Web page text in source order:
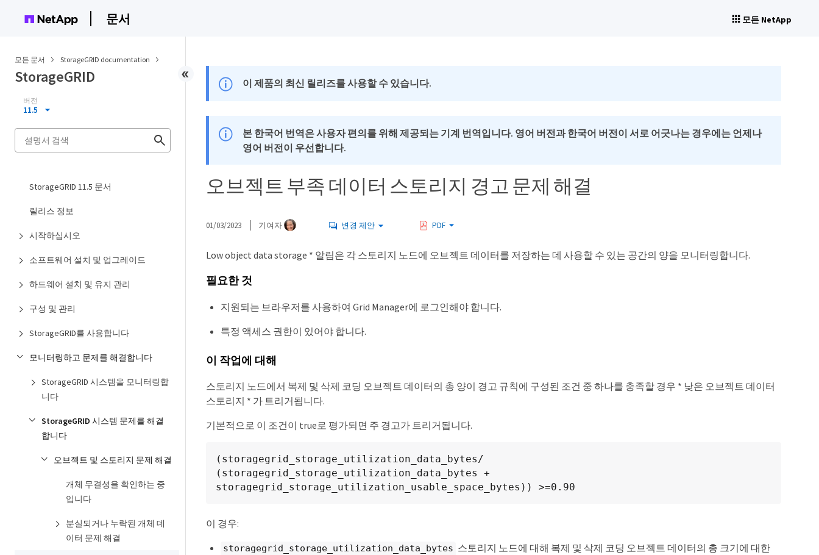
문서 모든 NetApp
모든 문서 StorageGRID documentation
StorageGRID
버전
11.5
StorageGRID 11.5 문서
릴리스 정보
시작하십시오
소프트웨어 설치 및 업그레이드
하드웨어 설치 및 유지 관리
구성 및 관리
StorageGRID를 사용합니다
모니터링하고 문제를 해결합니다
StorageGRID 시스템을 모니터링합
니다
StorageGRID 시스템 문제를 해결
합니다
오브젝트 및 스토리지 문제 해결
개체 무결성을 확인하는 중
입니다
분실되거나 누락된 개체 데
이터 문제 해결
이 제품의 최신 릴리즈를 사용할 수 있습니다.
본 한국어 번역은 사용자 편의를 위해 제공되는 기계 번역입니다. 영어 버전과 한국어 버전이 서로 어긋나는 경우에는 언제나
영어 버전이 우선합니다.
오브젝트 부족 데이터 스토리지 경고 문제 해결
01/03/2023 기여자 변경 제안 PDF
Low object data storage * 알림은 각 스토리지 노드에 오브젝트 데이터를 저장하는 데 사용할 수 있는 공간의 양을 모니터링합니다.
필요한 것
지원되는 브라우저를 사용하여 Grid Manager에 로그인해야 합니다.
특정 액세스 권한이 있어야 합니다.
이 작업에 대해
스토리지 노드에서 복제 및 삭제 코딩 오브젝트 데이터의 총 양이 경고 규칙에 구성된 조건 중 하나를 충족할 경우 * 낮은 오브젝트 데이터
스토리지 * 가 트리거됩니다.
기본적으로 이 조건이 true로 평가되면 주 경고가 트리거됩니다.
(storagegrid_storage_utilization_data_bytes/
(storagegrid_storage_utilization_data_bytes +
storagegrid_storage_utilization_usable_space_bytes)) >=0.90
이 경우:
storagegrid_storage_utilization_data_bytes 스토리지 노드에 대해 복제 및 삭제 코딩 오브젝트 데이터의 총 크기에 대한